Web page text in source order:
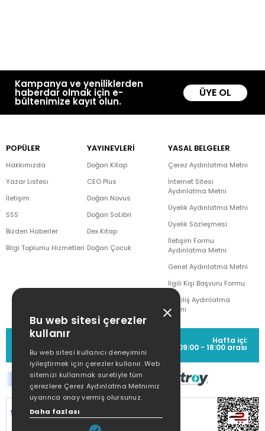
Kampanya ve yeniliklerden
haberdar olmak için e-
bültenimize kayıt olun.
ÜYE OL
POPÜLER
Hakkımızda
Yazar Listesi
İletişim
SSS
Bizden Haberler
Bilgi Toplumu Hizmetleri
YAYINEVLERİ
Doğan Kitap
CEO Plus
Doğan Novus
Doğan SoLibri
Dex Kitap
Doğan Çocuk
YASAL BELGELER
Çerez Aydınlatma Metni
İnternet Sitesi
Aydınlatma Metni
Üyelik Aydınlatma Metni
Üyelik Sözleşmesi
İletişim Formu
Aydınlatma Metni
Genel Aydınlatma Metni
İlgili Kişi Başvuru Formu
Çekiliş Aydınlatma
Metni
MÜŞTERİ HİZMETLERİ
(0212) 373 77 00
Hafta içi:
09:00 - 18:00 arası
SİTEMİZ
KORUNMAKTADIR.
Bu web sitesi çerezler
kullanır
Bu web sitesi kullanıcı deneyimini
iyileştirmek için çerezler kullanır. Web
sitemizi kullanmak suretiyle tüm
çerezlere Çerez Aydınlatma Metnimiz
uyarınca onay vermiş olursunuz.
Daha fazlası